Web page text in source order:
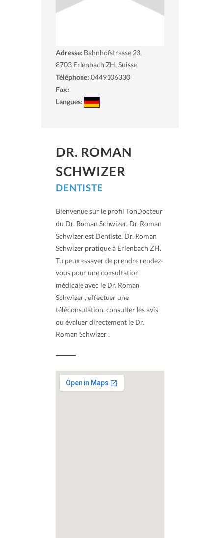
Adresse: Bahnhofstrasse 23,
8703 Erlenbach ZH, Suisse
Téléphone: 0449106330
Fax:
Langues:
DR. ROMAN
SCHWIZER
DENTISTE
Bienvenue sur le profil TonDocteur
du Dr. Roman Schwizer. Dr. Roman
Schwizer est Dentiste. Dr. Roman
Schwizer pratique à Erlenbach ZH.
Tu peux essayer de prendre rendez-
vous pour une consultation
médicale avec le Dr. Roman
Schwizer , effectuer une
téléconsulation, consulter les avis
ou évaluer directement le Dr.
Roman Schwizer .